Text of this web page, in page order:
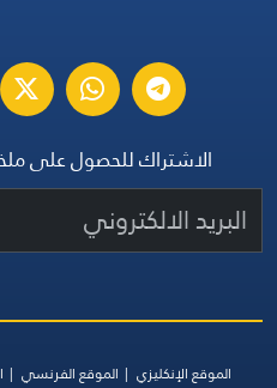
الاشتراك للحصول على
الموقع الإنكليزي الموقع الفرنسي